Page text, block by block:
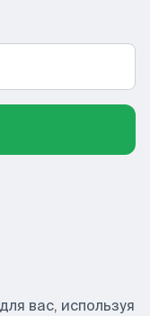
вас, используя